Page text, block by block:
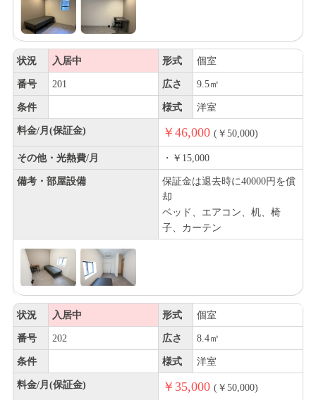
状況 入居中 形式 個室
番号 201 広さ 9.5㎡
条件 様式 洋室
料金/月(保証金) ￥46,000 (￥50,000)
その他・光熱費/月 ・￥15,000
備考・部屋設備
保証金は退去時に40000円を償
却
ベッド、エアコン、机、椅
子、カーテン
状況 入居中 形式 個室
番号 202 広さ 8.4㎡
条件 様式 洋室
料金/月(保証金) ￥35,000 (￥50,000)